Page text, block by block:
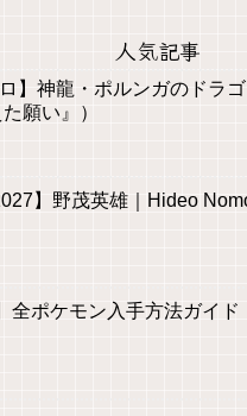
人気記事
】神龍・ポルンガのドラ
願い』）
】野茂英雄｜Hideo
全ポケモン入手方法ガイ